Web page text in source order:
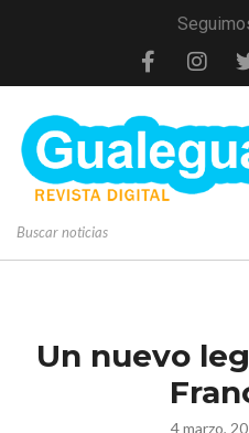
Un nuevo
4 marzo,